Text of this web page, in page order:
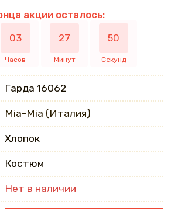
акции осталось:
03
Часов
27
Минут
50
Секунд
Гарда 16062
Mia-Mia (Италия)
Хлопок
Костюм
Нет в наличии